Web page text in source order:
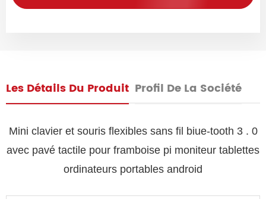
Les Détails Du Produit Profil De La Société
Mini clavier et souris flexibles sans fil biue-tooth 3 . 0
avec pavé tactile pour framboise pi moniteur tablettes
ordinateurs portables android